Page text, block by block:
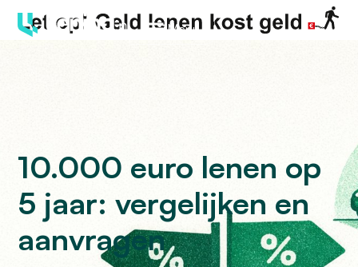
Menu
10.000 euro lenen op
5 jaar: vergelijken en
aanvragen